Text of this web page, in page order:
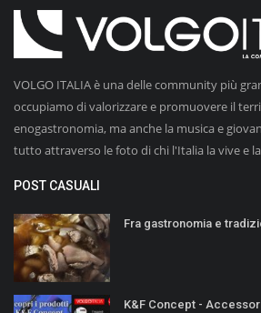
VOLGO ITALIA è una delle community più
occupiamo di valorizzare e promuovere il
enogastronomia, ma anche la musica e
tutto attraverso le foto di chi l'Italia la vive e
POST CASUALI
Fra gastronomia e
K&F Concept -